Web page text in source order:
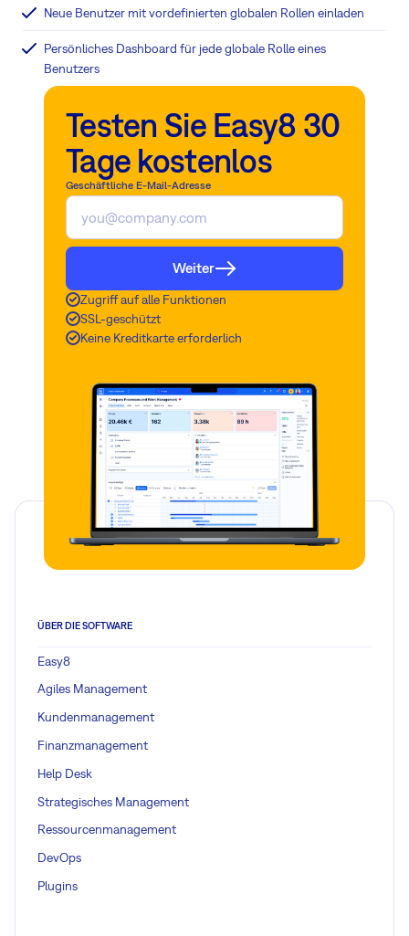
Neue Benutzer mit vordefinierten globalen Rollen einladen
Persönliches Dashboard für jede globale Rolle eines
Benutzers
Testen Sie Easy8 30
Tage kostenlos
Geschäftliche E-Mail-Adresse
Weiter
Zugriff auf alle Funktionen
SSL-geschützt
Keine Kreditkarte erforderlich
ÜBER DIE SOFTWARE
Easy8
Agiles Management
Kundenmanagement
Finanzmanagement
Help Desk
Strategisches Management
Ressourcenmanagement
DevOps
Plugins